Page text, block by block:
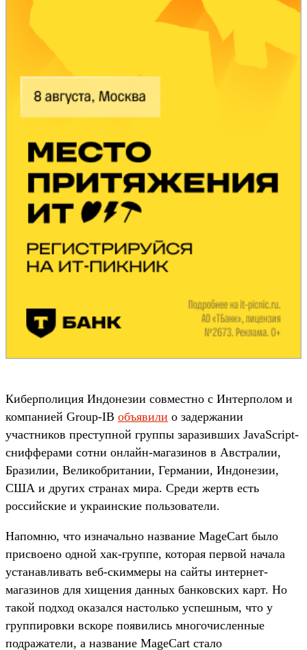
Киберполиция Индонезии совместно с Интерполом и
компанией Group-IB объявили о задержании
участников преступной группы заразивших JavaScript-
снифферами сотни онлайн-магазинов в Австралии,
Бразилии, Великобритании, Германии, Индонезии,
США и других странах мира. Среди жертв есть
российские и украинские пользователи.
Напомню, что изначально название MageCart было
присвоено одной хак-группе, которая первой начала
устанавливать веб-скиммеры на сайты интернет-
магазинов для хищения данных банковских карт. Но
такой подход оказался настолько успешным, что у
группировки вскоре появились многочисленные
подражатели, а название MageCart стало